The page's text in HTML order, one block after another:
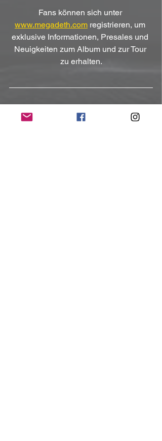
Fans können sich unter
www.megadeth.com registrieren, um
exklusive Informationen, Presales und
Neuigkeiten zum Album und zur Tour
zu erhalten.
Kontakt:
https://www.megadeth.com